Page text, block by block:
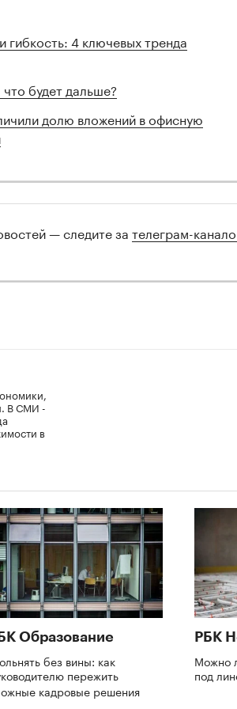
гибкость: 4 ключевых тренда
будет дальше?
долю вложений в офисную
— следите за телеграм-
В СМИ -
в
Образование
без вины: как
пережить
кадровые решения
РБК
Можно
под